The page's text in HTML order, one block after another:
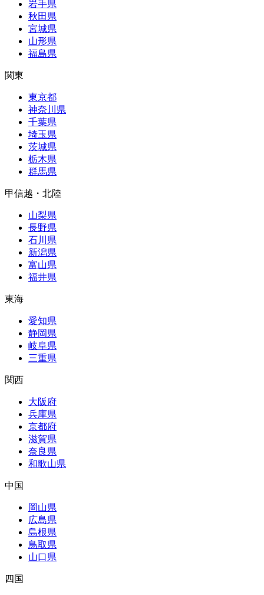
岩手県
秋田県
宮城県
山形県
福島県
関東
東京都
神奈川県
千葉県
埼玉県
茨城県
栃木県
群馬県
甲信越・北陸
山梨県
長野県
石川県
新潟県
富山県
福井県
東海
愛知県
静岡県
岐阜県
三重県
関西
大阪府
兵庫県
京都府
滋賀県
奈良県
和歌山県
中国
岡山県
広島県
島根県
鳥取県
山口県
四国